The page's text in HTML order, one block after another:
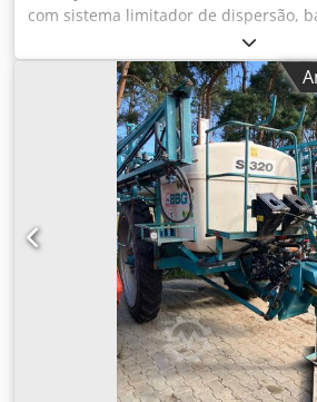
com sistema limitador de dispersão,
V para tubos grande, indicador de
mecanismo espalhador ZA-V,
2000, componentes de montagem
ZA, veio cardan com embreagem de
grande e escadas, iluminação LED
Dwibepfx Apieck